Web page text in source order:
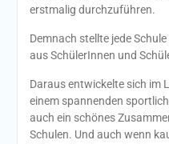
erstmalig durchzuführen.
Demnach stellte jede
aus SchülerInnen und
Daraus entwickelte sich im
einem spannenden
auch ein schönes
Schulen. Und auch wenn